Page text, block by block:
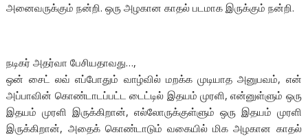
அனைவருக்கும் நன்றி. ஒரு அழகான காதல் படமாக இருக்கும் நன்றி.
நடிகர் அதர்வா பேசியதாவது…,
ஒன் சைட் லவ் எப்போதும் வாழ்வில் மறக்க முடியாத அனுபவம், என்
அப்பாவின் கொண்டாடப்பட்ட டைட்டில் இதயம் முரளி, என்னுள்ளும் ஒரு
இதயம் முரளி இருக்கிறான், எல்லோருக்குள்ளும் ஒரு இதயம் முரளி
இருக்கிறான், அதைக் கொண்டாடும் வகையில் மிக அழகான காதல்